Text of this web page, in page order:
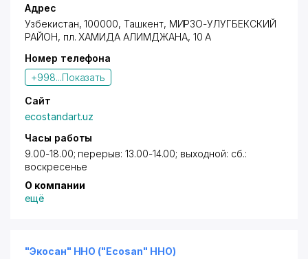
выбросов загрязняющих веществ в атмосферу)
• Разработка проекта ПДО (разработки проектов
экологических нормативов образования и
размещения отходов)
• Разработка проекта ПДС (разработки проектов
экологических нормативов предельно допустимых
сбросов загрязняющих веществ в поверхностные
водоемы и рельеф местности)
• Разработка проекта КЭН (разработки
коммунального экологического норматива)
• Разработка проекта РСВ (Разрешения на
специальное водопользование или
водопотребление)
• Экология, экоаудит и проведение
экологического аудита
Адрес
Узбекистан, 100000, Ташкент, МИРЗО-УЛУГБЕКСКИЙ
РАЙОН, пл. ХАМИДА АЛИМДЖАНА, 10 А
Номер телефона
+998...Показать
Сайт
ecostandart.uz
Часы работы
9.00-18.00; перерыв: 13.00-14.00; выходной: сб.:
воскресенье
О компании
ещё
"Экосан" ННО ("Ecosan" ННО)